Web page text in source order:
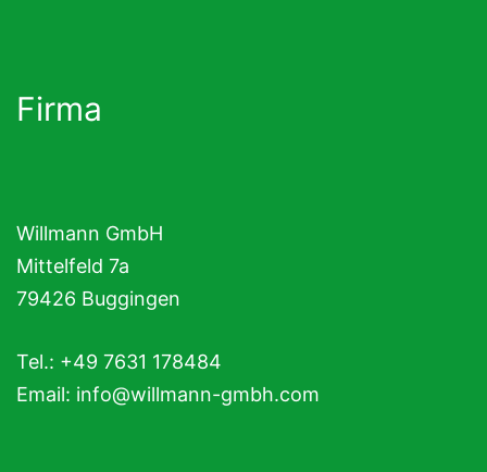
Firma
Willmann GmbH
Mittelfeld 7a
79426 Buggingen
Tel.: +49 7631 178484
Email: info@willmann-gmbh.com